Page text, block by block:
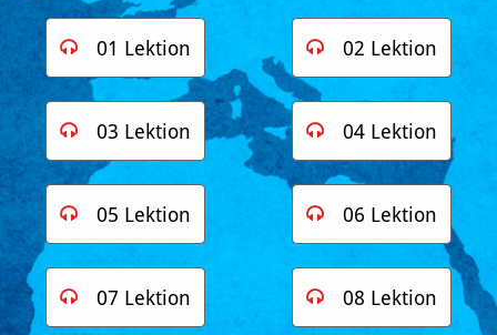
01 Lektion
 02 Lektion

03 Lektion
 04 Lektion

05 Lektion
 06 Lektion

07 Lektion
 08 Lektion
